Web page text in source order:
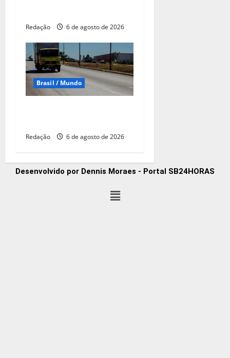
Redação 6 de agosto de 2026
Brasil / Mundo
Redação 6 de agosto de 2026
Desenvolvido por Dennis Moraes - Portal SB24HORAS